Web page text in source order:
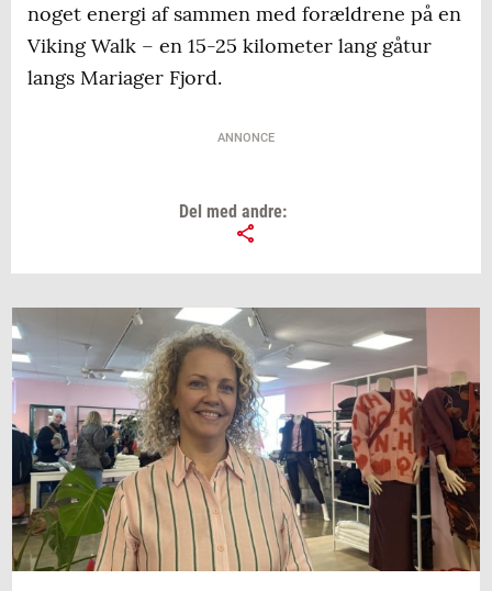
noget energi af sammen med forældrene på en
Viking Walk – en 15-25 kilometer lang gåtur
langs Mariager Fjord.
ANNONCE
Del med andre: